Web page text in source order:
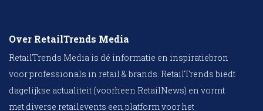
Over RetailTrends Media
RetailTrends Media is dé informatie en inspiratiebron
voor professionals in retail & brands. RetailTrends biedt
dagelijkse actualiteit (voorheen RetailNews) en vormt
met diverse retailevents een platform voor het